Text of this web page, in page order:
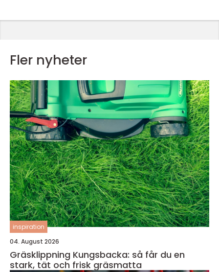
Fler nyheter
inspiration
04. August 2026
Gräsklippning Kungsbacka: så får du en
stark, tät och frisk gräsmatta